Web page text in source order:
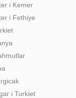
i Kemer
i Fethiye
i Turkiet